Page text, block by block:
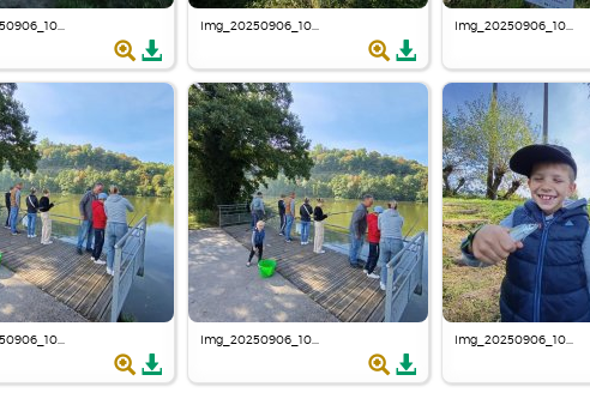
img_20250906_10... img_20250906_10...
img_20250906_10... img_20250906_10...